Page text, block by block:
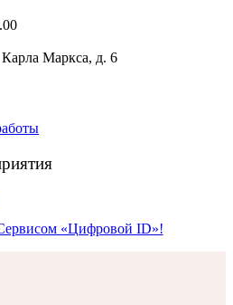
Маркса, д. 6
«Цифровой ID»!